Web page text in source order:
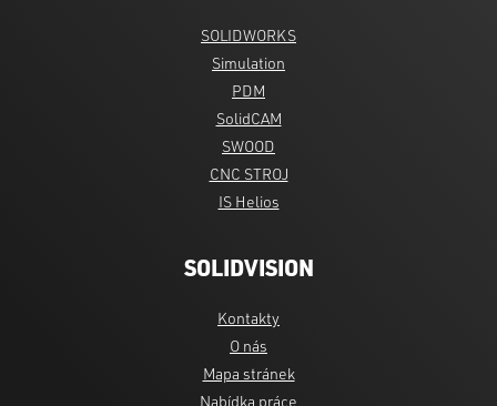
SOLIDWORKS
Simulation
PDM
SolidCAM
SWOOD
CNC STROJ
IS Helios
SOLIDVISION
Kontakty
O nás
Mapa stránek
Nabídka práce